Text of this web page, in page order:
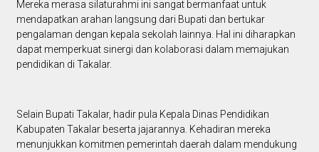
Mereka merasa silaturahmi ini sangat bermanfaat untuk
mendapatkan arahan langsung dari Bupati dan bertukar
pengalaman dengan kepala sekolah lainnya. Hal ini diharapkan
dapat memperkuat sinergi dan kolaborasi dalam memajukan
pendidikan di Takalar.
Selain Bupati Takalar, hadir pula Kepala Dinas Pendidikan
Kabupaten Takalar beserta jajarannya. Kehadiran mereka
menunjukkan komitmen pemerintah daerah dalam mendukung